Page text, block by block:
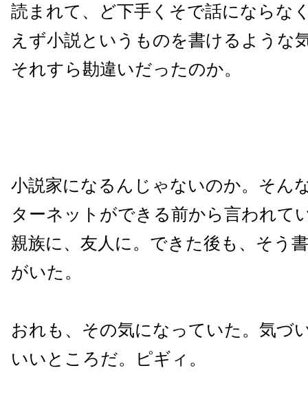
読まれて、ど下手くそで話にならな
えず小説というものを書けるような
それすら勘違いだったのか。
小説家になるんじゃないのか。そん
ターネットができる前から言われて
親族に、友人に。できた後も、そう
がいた。
おれも、その気になっていた。気づ
いいところだ。ピギィ。